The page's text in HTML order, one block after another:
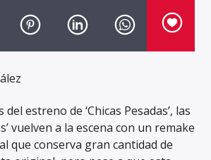
estreno de ‘Chicas Pesadas’, las
vuelven a la escena con un remake
que conserva gran cantidad de